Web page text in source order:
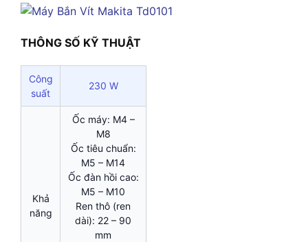
THÔNG SỐ KỸ THUẬT
Công
suất
230 W
Khả
năng
Ốc máy: M4 –
M8
Ốc tiêu chuẩn:
M5 – M14
Ốc đàn hồi cao:
M5 – M10
Ren thô (ren
dài): 22 – 90
mm